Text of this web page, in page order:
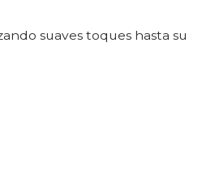
suaves toques hasta su